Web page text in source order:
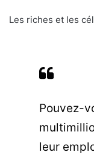
Les riches et les
Pouvez-
leur